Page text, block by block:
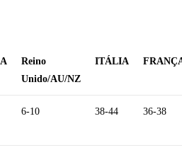
Reino
Unido/AU/NZ
ITÁLIA
6-10 38-44 36-38